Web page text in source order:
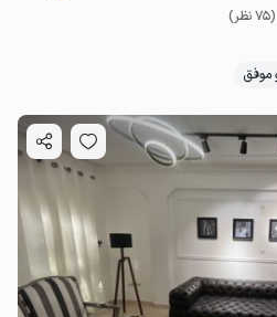
(75 نظر)